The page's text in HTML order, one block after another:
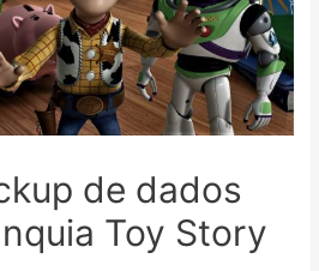
de dados
Toy Story